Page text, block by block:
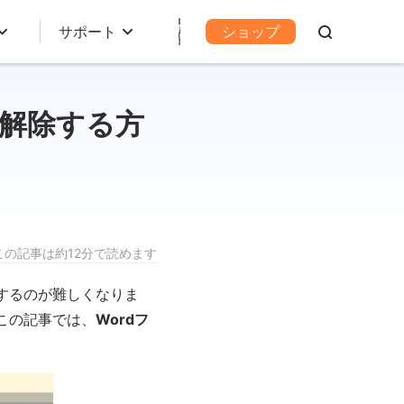
サポート ショップ
除する方
の記事は約12分で読めます
のが難しくなりま
記事では、 Wordフ